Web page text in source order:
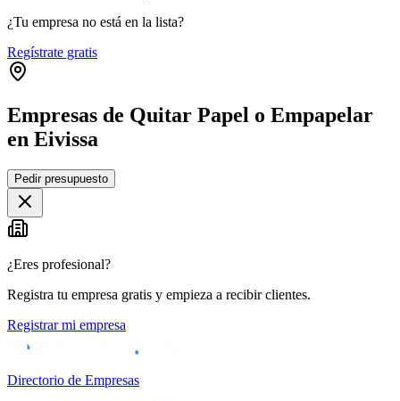
¿Tu empresa no está en la lista?
Regístrate gratis
Empresas de Quitar Papel o Empapelar
en Eivissa
+
−
Pedir presupuesto
¿Eres profesional?
Registra tu empresa gratis y empieza a recibir clientes.
Registrar mi empresa
Directorio de Empresas